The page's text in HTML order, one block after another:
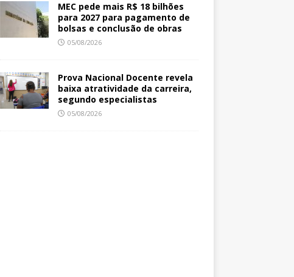
MEC pede mais R$ 18 bilhões
para 2027 para pagamento de
bolsas e conclusão de obras
05/08/2026
Prova Nacional Docente revela
baixa atratividade da carreira,
segundo especialistas
05/08/2026